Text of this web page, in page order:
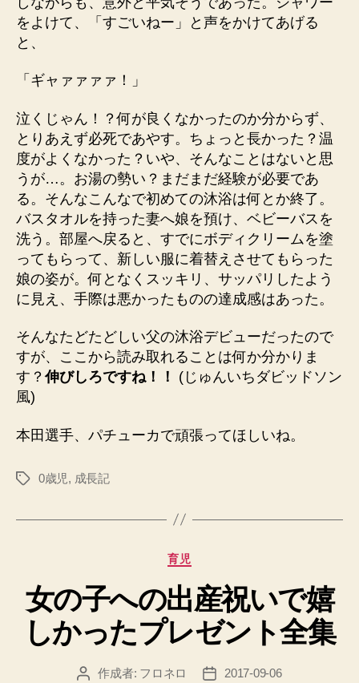
をよけて、「すごいねー」と声をかけてあげる
と、
「ギャァァァァ！」
泣くじゃん！？何が良くなかったのか分からず、
とりあえず必死であやす。ちょっと長かった？温
度がよくなかった？いや、そんなことはないと思
うが…。お湯の勢い？まだまだ経験が必要であ
る。そんなこんなで初めての沐浴は何とか終了。
バスタオルを持った妻へ娘を預け、ベビーバスを
洗う。部屋へ戻ると、すでにボディクリームを塗
ってもらって、新しい服に着替えさせてもらった
娘の姿が。何となくスッキリ、サッパリしたよう
に見え、手際は悪かったものの達成感はあった。
そんなたどたどしい父の沐浴デビューだったので
すが、ここから読み取れることは何か分かりま
す？伸びしろですね！！ (じゅんいちダビッドソン
風)
本田選手、パチューカで頑張ってほしいね。
タ
0歳児, 成長記
カ
ゴ
リ
ー
育児
女の子への出産祝いで嬉
しかったプレゼント全集
投 作成者: フロネロ 投 2017-09-06